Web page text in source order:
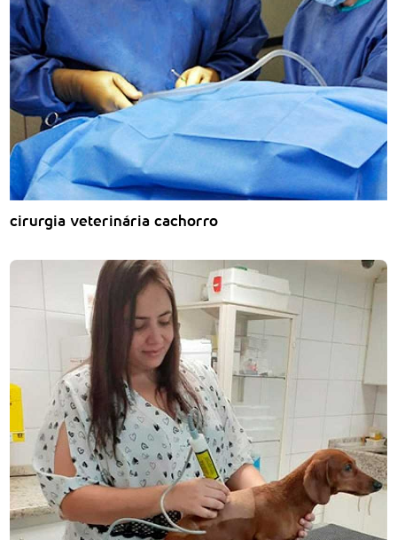
cirurgia veterinária cachorro